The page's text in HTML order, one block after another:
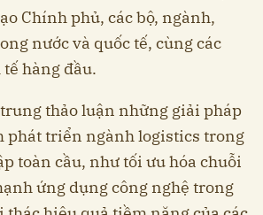
Chính phủ, các bộ, ngành,
nước và quốc tế, cùng các
hàng đầu.
thảo luận những giải pháp
phát triển ngành logistics trong
toàn cầu, như tối ưu hóa chuỗi
ứng dụng công nghệ trong